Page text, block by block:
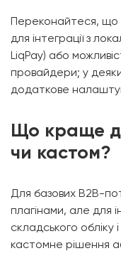
Переконайтеся, що
для інтеграції з
LiqPay) або
провайдери; у
додаткове
Що краще
чи кастом?
Для базових B2B-
плагінами, але для
складського
кастомне рішення